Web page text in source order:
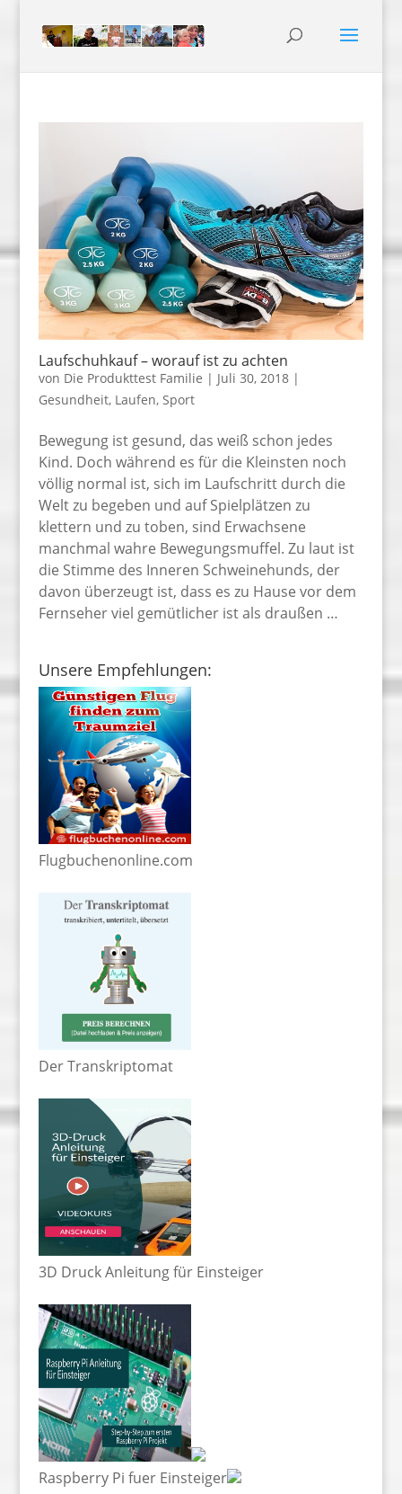
Laufschuhkauf – worauf ist zu achten
von Die Produkttest Familie | Juli 30, 2018|
Gesundheit, Laufen, Sport
Bewegung ist gesund, das weiß schon jedes
Kind. Doch während es für die Kleinsten noch
völlig normal ist, sich im Laufschritt durch die
Welt zu begeben und auf Spielplätzen zu
klettern und zu toben, sind Erwachsene
manchmal wahre Bewegungsmuffel. Zu laut ist
die Stimme des Inneren Schweinehunds, der
davon überzeugt ist, dass es zu Hause vor dem
Fernseher viel gemütlicher ist als draußen …
Unsere Empfehlungen:
Flugbuchenonline.com
Der Transkriptomat
3D Druck Anleitung für Einsteiger
Raspberry Pi fuer Einsteiger